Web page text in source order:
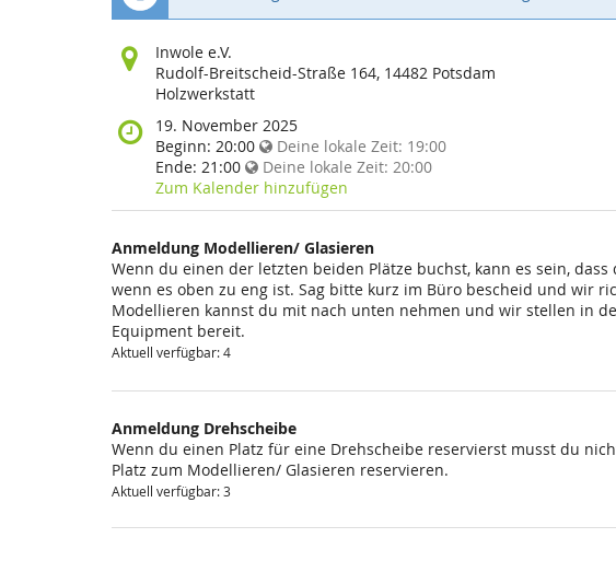
Wo
findet
diese
statt?
Inwole e.V.
Rudolf-Breitscheid-Straße 164, 14482 Potsdam
Holzwerkstatt
Wann
findet
diese
Veranstaltung
statt?
19. November 2025
Beginn: 20:00 Deine lokale Zeit: 19:00
Ende: 21:00 Deine lokale Zeit: 20:00
Zum Kalender hinzufügen
Anmeldung Modellieren/ Glasieren
Wenn du einen der letzten beiden Plätze buchst, kann es sein,
wenn es oben zu eng ist. Sag bitte kurz im Büro bescheid und wir
Modellieren kannst du mit nach unten nehmen und wir stellen in
Equipment bereit.
Aktuell verfügbar: 4
Anmeldung Drehscheibe
Wenn du einen Platz für eine Drehscheibe reservierst musst du
Platz zum Modellieren/ Glasieren reservieren.
Aktuell verfügbar: 3